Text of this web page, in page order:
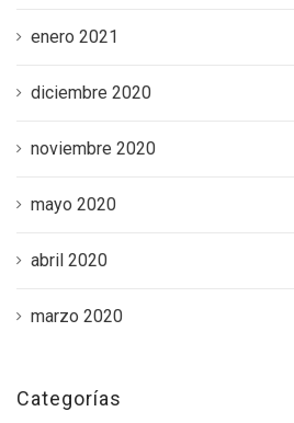
enero 2021
diciembre 2020
noviembre 2020
mayo 2020
abril 2020
marzo 2020
Categorías